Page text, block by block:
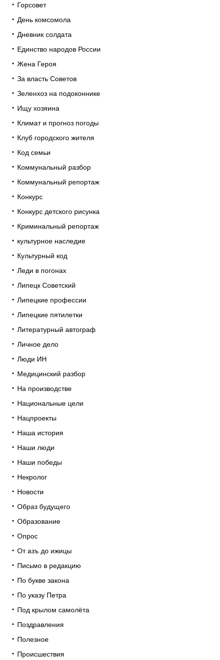
Горсовет
День комсомола
Дневник солдата
Единство народов России
Жена Героя
За власть Советов
Зеленхоз на подоконнике
Ищу хозяина
Климат и прогноз погоды
Клуб городского жителя
Код семьи
Коммунальный разбор
Коммунальный репортаж
Конкурс
Конкурс детского рисунка
Криминальный репортаж
культурное наследие
Культурный код
Леди в погонах
Липецк Советский
Липецкие профессии
Липецкие пятилетки
Литературный автограф
Личное дело
Люди ИН
Медицинский разбор
На производстве
Национальные цели
Нацпроекты
Наша история
Наши люди
Наши победы
Некролог
Новости
Образ будущего
Образование
Опрос
От азъ до ижицы
Письмо в редакцию
По букве закона
По указу Петра
Под крылом самолёта
Поздравления
Полезное
Происшествия